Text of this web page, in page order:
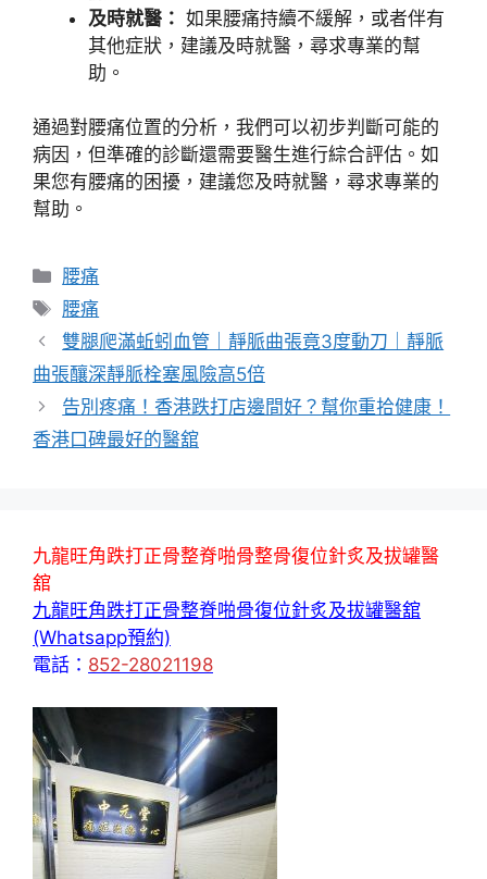
及時就醫： 如果腰痛持續不緩解，或者伴有
其他症狀，建議及時就醫，尋求專業的幫
助。
通過對腰痛位置的分析，我們可以初步判斷可能的
病因，但準確的診斷還需要醫生進行綜合評估。如
果您有腰痛的困擾，建議您及時就醫，尋求專業的
幫助。
分
類
腰痛
標
籤
腰痛
雙腿爬滿蚯蚓血管｜靜脈曲張竟3度動刀｜靜脈
曲張釀深靜脈栓塞風險高5倍
告別疼痛！香港跌打店邊間好？幫你重拾健康！
香港口碑最好的醫舘
九龍旺角跌打正骨整脊啪骨整骨復位針炙及拔罐醫
舘
九龍旺角跌打正骨整脊啪骨復位針炙及拔罐醫舘
(Whatsapp預約)
電話： 852-28021198